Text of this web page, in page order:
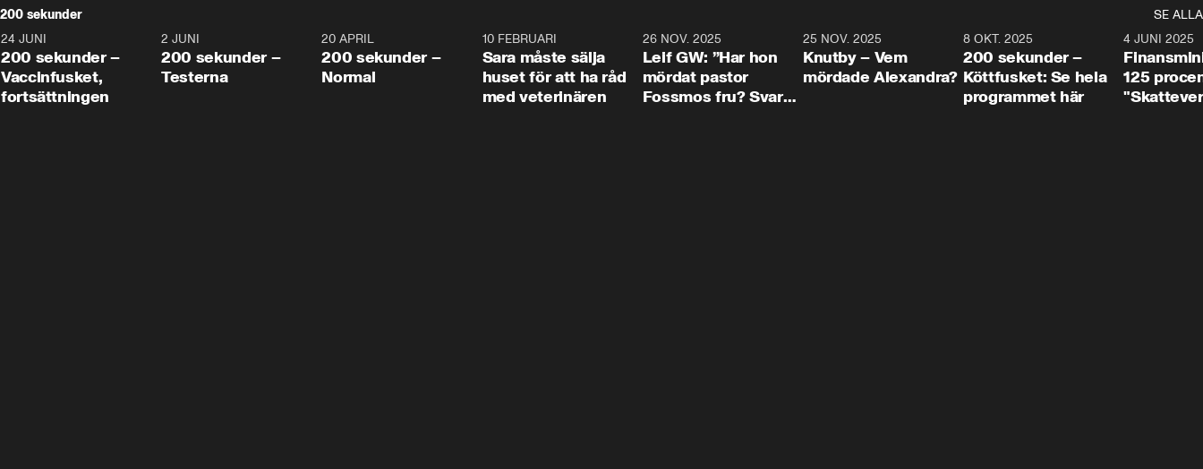
200 sekunder
SE ALLA
5:00
24 JUNI
200 sekunder –
Vaccinfusket,
fortsättningen
4:23
2 JUNI
200 sekunder –
Testerna
20 APRIL
200 sekunder –
Normal
10 FEBRUARI
Sara måste sälja
huset för att ha råd
med veterinären
26 NOV. 2025
Leif GW: ”Har hon
mördat pastor
Fossmos fru? Svar
31:05
25 NOV. 2025
Knutby – Vem
mördade Alexandra?
4:29
8 OKT. 2025
200 sekunder –
Köttfusket: Se hela
programmet här
4 JUNI 2025
125